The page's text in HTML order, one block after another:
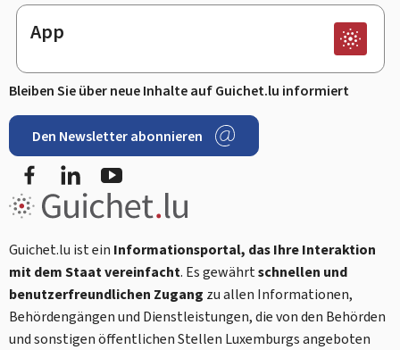
App
Bleiben Sie über neue Inhalte auf Guichet.lu informiert
Den Newsletter abonnieren
FacebookLinkedIn
Guichet.lu ist ein Informationsportal, das Ihre Interaktion
mit dem Staat vereinfacht. Es gewährtschnellen und
benutzerfreundlichen Zugang zu allen Informationen,
Behördengängen und Dienstleistungen, die von den Behörden
und sonstigen öffentlichen Stellen Luxemburgs angeboten